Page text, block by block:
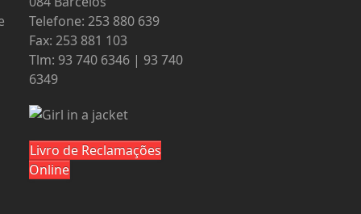
Telefone: 253 880 639
Fax: 253 881 103
Tlm: 93 740 6346 | 93 740
6349
Livro de Reclamações
Online